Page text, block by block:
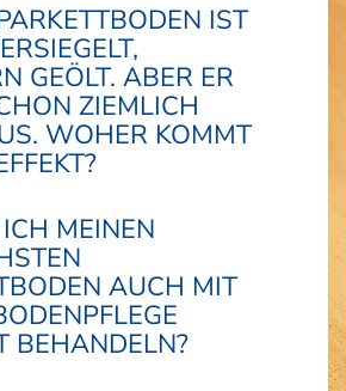
IST
GEÖLT. ABER ER
ZIEMLICH
WOHER KOMMT
MEINEN
AUCH MIT
BEHANDELN?